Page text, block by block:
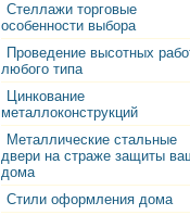
Стеллажи торговые
особенности выбора
Проведение высотных
любого типа
Цинкование
металлоконструкций
Металлические стальные
двери на страже защиты
дома
Стили оформления дома